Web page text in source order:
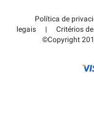
Centro de apoio
Como é que funciona?
Pagar o
Política de
legais
| Critérios
©Copyright